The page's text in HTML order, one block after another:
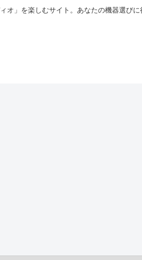
オ」を楽しむサイト。あなたの機器選びに